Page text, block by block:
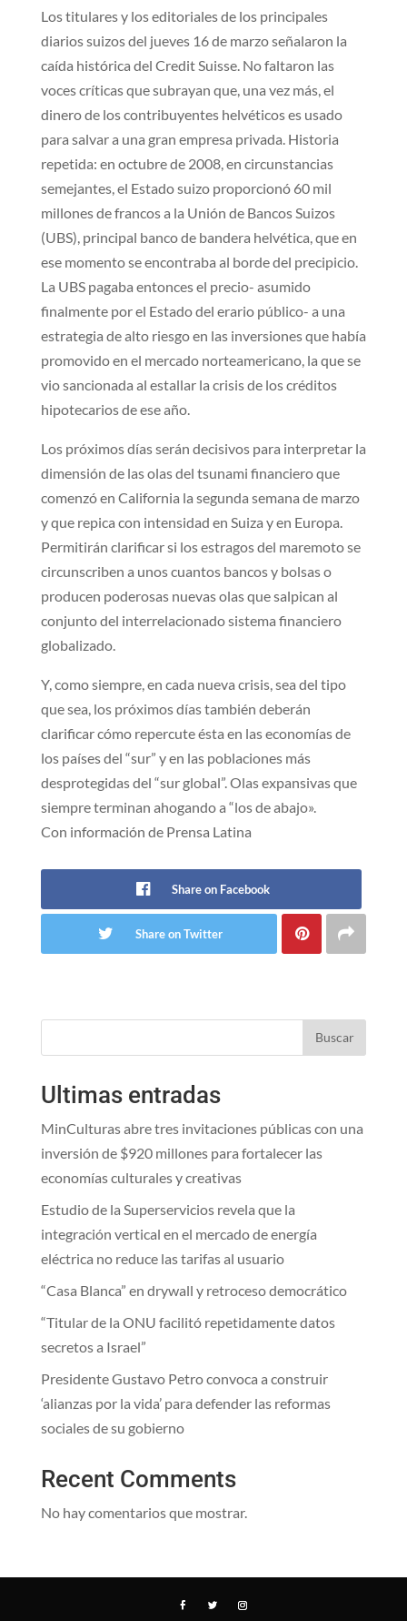
Los titulares y los editoriales de los principales
diarios suizos del jueves 16 de marzo señalaron la
caída histórica del Credit Suisse. No faltaron las
voces críticas que subrayan que, una vez más, el
dinero de los contribuyentes helvéticos es usado
para salvar a una gran empresa privada. Historia
repetida: en octubre de 2008, en circunstancias
semejantes, el Estado suizo proporcionó 60 mil
millones de francos a la Unión de Bancos Suizos
(UBS), principal banco de bandera helvética, que en
ese momento se encontraba al borde del precipicio.
La UBS pagaba entonces el precio- asumido
finalmente por el Estado del erario público- a una
estrategia de alto riesgo en las inversiones que había
promovido en el mercado norteamericano, la que se
vio sancionada al estallar la crisis de los créditos
hipotecarios de ese año.
Los próximos días serán decisivos para interpretar la
dimensión de las olas del tsunami financiero que
comenzó en California la segunda semana de marzo
y que repica con intensidad en Suiza y en Europa.
Permitirán clarificar si los estragos del maremoto se
circunscriben a unos cuantos bancos y bolsas o
producen poderosas nuevas olas que salpican al
conjunto del interrelacionado sistema financiero
globalizado.
Y, como siempre, en cada nueva crisis, sea del tipo
que sea, los próximos días también deberán
clarificar cómo repercute ésta en las economías de
los países del “sur” y en las poblaciones más
desprotegidas del “sur global”. Olas expansivas que
siempre terminan ahogando a “los de abajo».
Con información de Prensa Latina
Share on Facebook
Share on Twitter
Buscar
Ultimas entradas
MinCulturas abre tres invitaciones públicas con una
inversión de $920 millones para fortalecer las
economías culturales y creativas
Estudio de la Superservicios revela que la
integración vertical en el mercado de energía
eléctrica no reduce las tarifas al usuario
“Casa Blanca” en drywall y retroceso democrático
“Titular de la ONU facilitó repetidamente datos
secretos a Israel”
Presidente Gustavo Petro convoca a construir
‘alianzas por la vida’ para defender las reformas
sociales de su gobierno
Recent Comments
No hay comentarios que mostrar.